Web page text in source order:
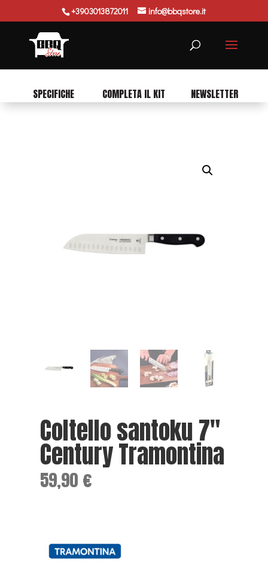
+3903013872011 info@bbqstore.it
Ricerca
prodotti
SPECIFICHE COMPLETA IL KIT NEWSLETTER
Coltello santoku 7″
Century Tramontina
59,90 €